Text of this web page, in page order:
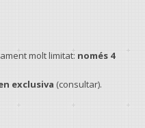
molt limitat: només 4
exclusiva (consultar).